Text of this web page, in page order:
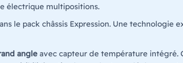
électrique multipositions.
le pack châssis Expression. Une technologie
angle avec capteur de température intégré.